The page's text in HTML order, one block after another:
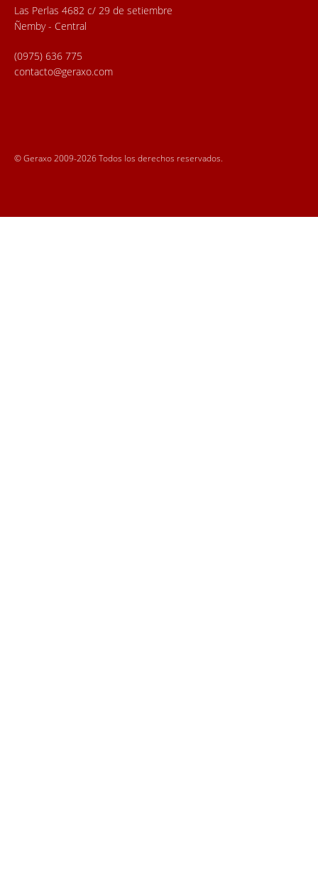
Las Perlas 4682 c/ 29 de setiembre
Ñemby - Central
(0975) 636 775
contacto@geraxo.com
© Geraxo 2009-2026 Todos los derechos reservados.